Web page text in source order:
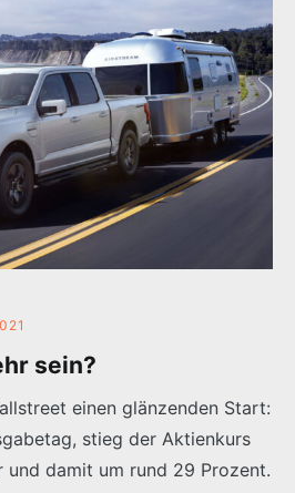
sein?
einen glänzenden Start:
stieg der Aktienkurs
und damit um rund 29 Prozent.